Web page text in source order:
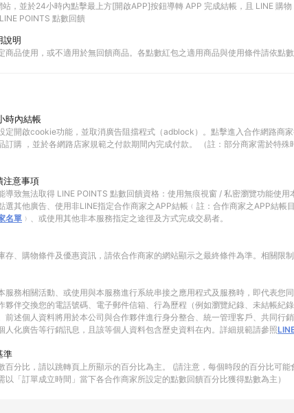
站，並於24小時內點擊最上方[開啟APP]按鈕導轉 APP 完成結帳，且 LINE 購
POINTS 點數回饋
說明
商品使用，或不適用於無回饋商品。各點數紅包之適用商品與使用條件請依點數
時內結帳
定開啟cookie功能，並取消廣告阻擋程式（adblock）。點擊進入合作網路商
訂購 ，並於各網路店家規範之付款期間內完成付款。 （註：部分商家需於特殊
注意事項
導致無法取得 LINE POINTS 點數回饋資格：使用無痕視窗 / 私密瀏覽功能使用
選其他廣告、使用非LINE指定合作商家之APP結帳﹙註：合作商家之APP結帳
名單 ﹚、或使用其他非本服務指定之途徑及方式完成交易者。
存、購物條件及優惠資訊，請依合作商家的網站顯示之最終條件為準。相關限
服務相關活動、或使用與本服務進行系統串接之應用程式及服務時，即代表您
夥伴交換您的電話號碼、電子郵件信箱、行為歷程（例如瀏覽紀錄、未結帳紀
前述個人資料將用於本公司與合作夥伴進行身分整合、統一管理客戶、共同行
人化廣告等行銷訊息，且該等個人資料包含歷史資料在內。詳細規範請參照
準
百分比，請以跳轉頁上所顯示的百分比為主。 (請注意，每個時段的百分比可能
以「訂單成立時間」當下各合作商家所設定的點數回饋百分比獲得點數為主）